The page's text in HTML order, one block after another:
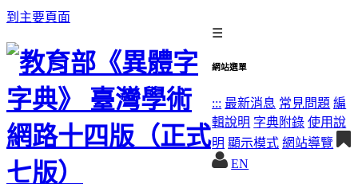
到主要頁面
☰
網站選單
::: 最新消息 常見問題 編
輯說明 字典附錄 使用說
明 顯示模式 網站導覽
EN